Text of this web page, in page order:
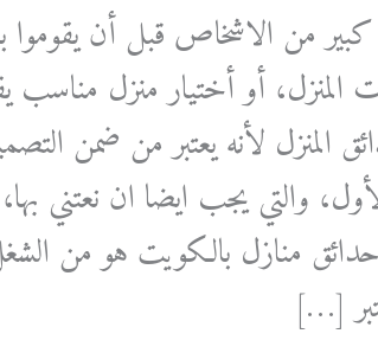
من الاشخاص قبل أن يقوموا
المنزل، أو أختيار منزل مناسب
المنزل لأنه يعتبر من ضمن
والتي يجب ايضا ان نعتني
منازل بالكويت هو من
[…]